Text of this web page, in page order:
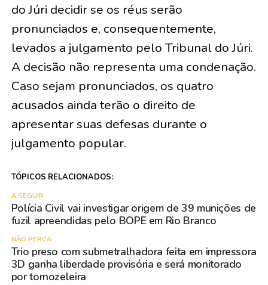
do Júri decidir se os réus serão
pronunciados e, consequentemente,
levados a julgamento pelo Tribunal do Júri.
A decisão não representa uma condenação.
Caso sejam pronunciados, os quatro
acusados ainda terão o direito de
apresentar suas defesas durante o
julgamento popular.
TÓPICOS RELACIONADOS:
A SEGUIR
Polícia Civil vai investigar origem de 39 munições de
fuzil apreendidas pelo BOPE em Rio Branco
NÃO PERCA
Trio preso com submetralhadora feita em impressora
3D ganha liberdade provisória e será monitorado
por tornozeleira